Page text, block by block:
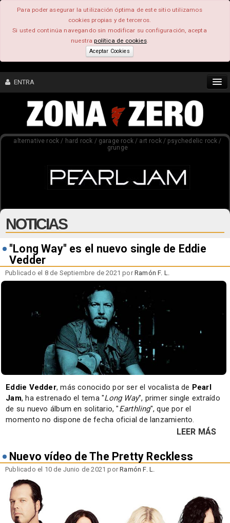
Para poder asegurar la utilización óptima de este sitio utilizamos
cookies propias y de terceros.
Si usted continúa navegando sin modificar su configuración, acepta
nuestrapolítica de cookies.
Aceptar Cookies
ENTRA
CONTENIDO
FEEEDBACK
alternative rock / hard rock / garage rock / art rock / psychedelic rock /
grunge
NOTICIAS
"Long Way" es el nuevo single de Eddie
Vedder
Publicado el 8 de Septiembre de 2021 porRamón F. L.
Eddie Vedder, más conocido por ser el vocalista de Pearl
Jam, ha estrenado el tema "Long Way", primer single extraído
de su nuevo álbum en solitario, "Earthling", que por el
momento no dispone de fecha oficial de lanzamiento.
LEER MÁS
Nuevo vídeo de The Pretty Reckless
Publicado el 10 de Junio de 2021 porRamón F. L.